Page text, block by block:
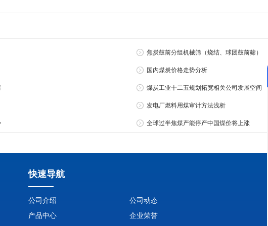
焦炭鼓前分组机械筛（烧结、球团鼓前筛）
国内煤炭价格走势分析
煤炭工业十二五规划拓宽相关公司发展空间
发电厂燃料用煤审计方法浅析
全球过半焦煤产能停产中国煤价将上涨
快速导航
公司介绍
公司动态
产品中心
企业荣誉